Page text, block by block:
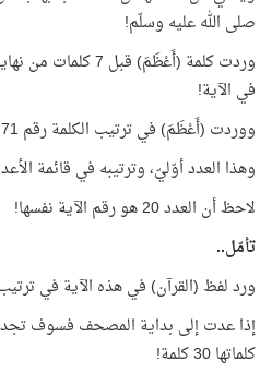
صلى الله عليه وسلّم!
في الآية!
ووردت (أَعْظَمَ) في ترتيب الكلمة رقم 71 من بداية الآية!
وهذا العدد أوّليّ، وترتيبه في قائمة
لاحظ أن العدد 20 هو رقم الآية نفسها!
تأمّل..
ورد لفظ (القرآن) في هذه الآية في ترتيب الكلمة
كلماتها 30 كلمة!